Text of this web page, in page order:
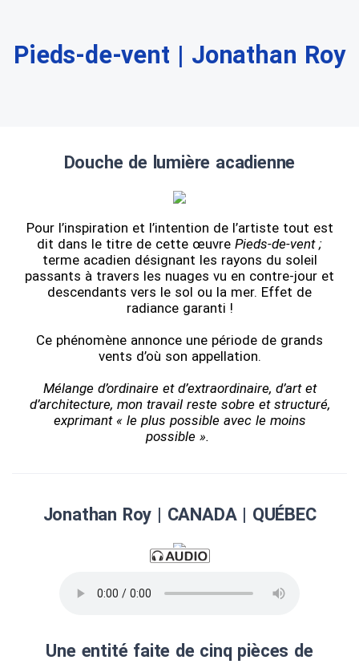
Pieds-de-vent | Jonathan Roy
Douche de lumière acadienne
Pour l’inspiration et l’intention de l’artiste tout est
dit dans le titre de cette œuvre Pieds-de-vent ;
terme acadien désignant les rayons du soleil
passants à travers les nuages vu en contre-jour et
descendants vers le sol ou la mer. Effet de
radiance garanti !
Ce phénomène annonce une période de grands
vents d’où son appellation.
Mélange d’ordinaire et d’extraordinaire, d’art et
d’architecture, mon travail reste sobre et structuré,
exprimant « le plus possible avec le moins
possible ».
Jonathan Roy | CANADA | QUÉBEC
Une entité faite de cinq pièces de